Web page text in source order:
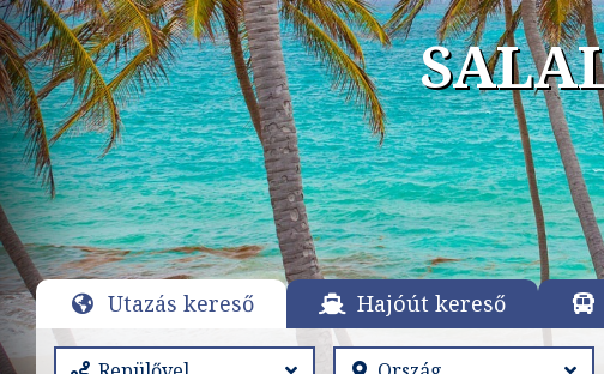
Utazás kereső Hajóút kereső